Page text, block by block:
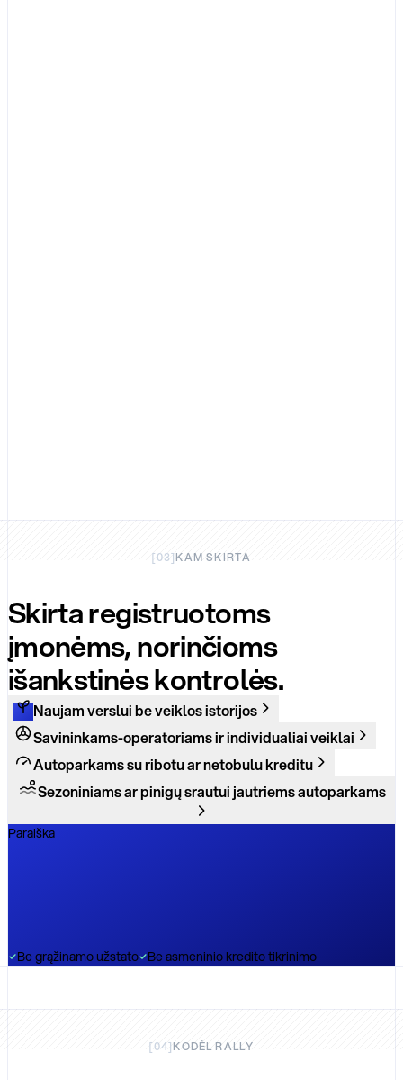
[03]KAM SKIRTA
Skirta registruotoms
įmonėms, norinčioms
išankstinės kontrolės.
Naujam verslui be veiklos istorijos
Savininkams-operatoriams ir individualiai veiklai
Autoparkams su ribotu ar netobulu kreditu
Sezoniniams ar pinigų srautui jautriems autoparkams
Paraiška
Be grąžinamo užstato Be asmeninio kredito tikrinimo
[04]KODĖL RALLY